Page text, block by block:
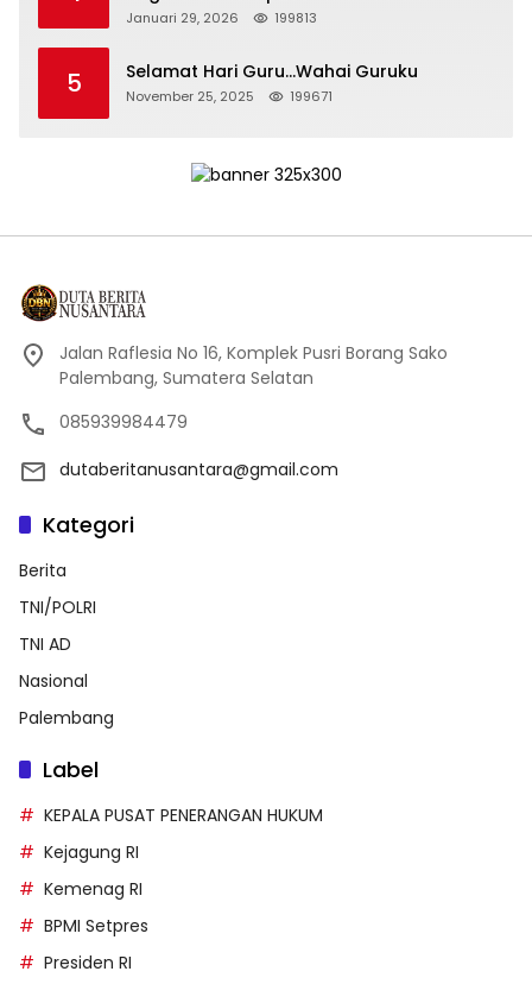
Persidangan Korupsi PT Pertamina
Januari 29, 2026 199813
5 Selamat Hari Guru…Wahai Guruku
November 25, 2025 199671
Jalan Raflesia No 16, Komplek Pusri Borang Sako
Palembang, Sumatera Selatan
085939984479
dutaberitanusantara@gmail.com
Kategori
Berita
TNI/POLRI
TNI AD
Nasional
Palembang
Label
KEPALA PUSAT PENERANGAN HUKUM
Kejagung RI
Kemenag RI
BPMI Setpres
Presiden RI